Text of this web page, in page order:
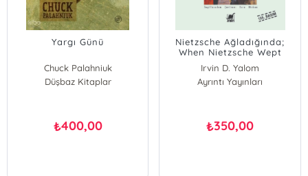
Yargı Günü
Chuck Palahniuk
Düşbaz Kitaplar
₺400,00
Nietzsche Ağladığında;
When Nietzsche Wept
Irvin D. Yalom
Ayrıntı Yayınları
₺350,00